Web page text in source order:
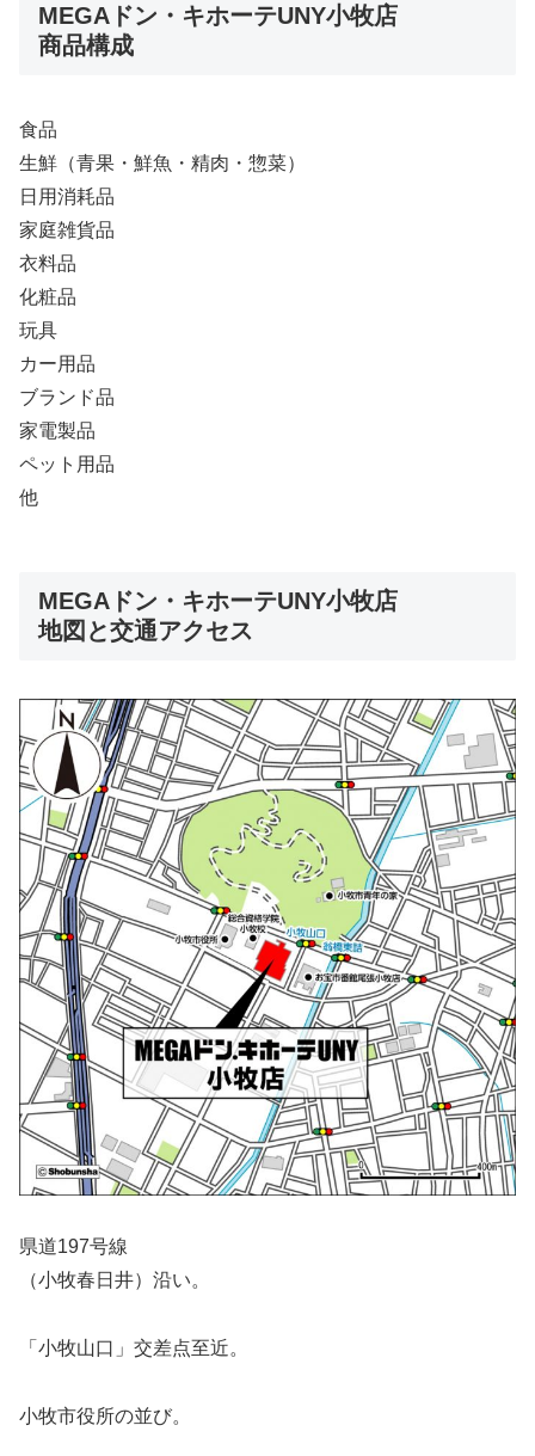
MEGAドン・キホーテUNY小牧店
商品構成
食品
生鮮（青果・鮮魚・精肉・惣菜）
日用消耗品
家庭雑貨品
衣料品
化粧品
玩具
カー用品
ブランド品
家電製品
ペット用品
他
MEGAドン・キホーテUNY小牧店
地図と交通アクセス
県道197号線
（小牧春日井）沿い。
「小牧山口」交差点至近。
小牧市役所の並び。